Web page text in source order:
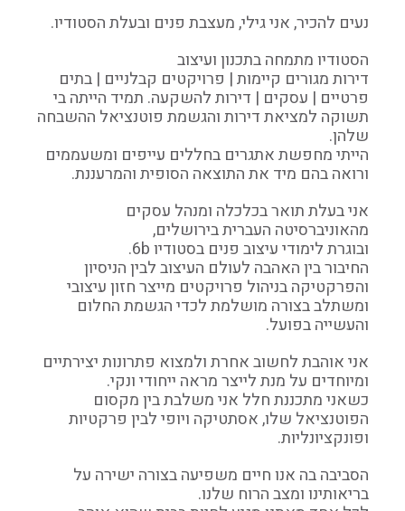
נעים להכיר, אני גילי, מעצבת פנים ובעלת הסטודיו.
הסטודיו מתמחה בתכנון ועיצוב
דירות מגורים קיימות | פרויקטים קבלניים | בתים
פרטיים | עסקים | דירות להשקעה. תמיד הייתה בי
תשוקה למציאת דירות והגשמת פוטנציאל ההשבחה
שלהן.
הייתי מחפשת אתגרים בחללים עייפים ומשעממים
ורואה בהם מיד את התוצאה הסופית והמרעננת.
אני בעלת תואר בכלכלה ומנהל עסקים
מהאוניברסיטה העברית בירושלים,
ובוגרת לימודי עיצוב פנים בסטודיו 6b.
החיבור בין האהבה לעולם העיצוב לבין הניסיון
והפרקטיקה בניהול פרויקטים מייצר חזון עיצובי
ומשתלב בצורה מושלמת לכדי הגשמת החלום
והעשייה בפועל.
אני אוהבת לחשוב אחרת ולמצוא פתרונות יצירתיים
ומיוחדים על מנת לייצר מראה ייחודי ונקי.
כשאני מתכננת חלל אני משלבת בין מקסום
הפוטנציאל שלו, אסתטיקה ויופי לבין פרקטיות
ופונקציונליות.
הסביבה בה אנו חיים משפיעה בצורה ישירה על
בריאותינו ומצב הרוח שלנו.